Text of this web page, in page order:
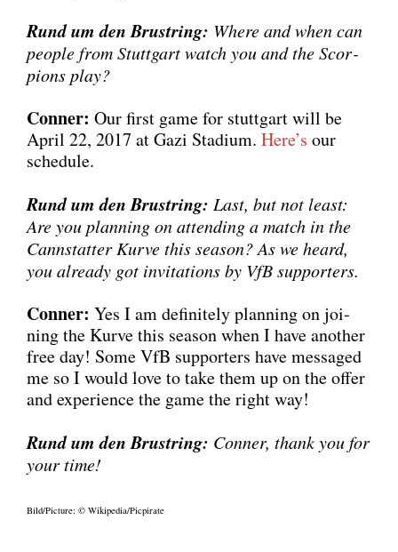
Rund um den Brust­ring: Whe­re and when can
peo­p­le from Stutt­gart watch you and the Scor­
pi­ons play?
Con­ner: Our first game for stutt­gart will be
April 22, 2017 at Gazi Sta­di­um. Here’s our
sche­du­le.
Rund um den Brust­ring: Last, but not least:
Are you plan­ning on atten­ding a match in the
Cannstat­ter Kur­ve this sea­son? As we heard,
you alre­a­dy got invi­ta­ti­ons by VfB sup­port­ers.
Con­ner: Yes I am defi­ni­te­ly plan­ning on joi­
ning the Kur­ve this sea­son when I have ano­ther
free day! Some VfB sup­port­ers have mes­sa­ged
me so I would love to take them up on the offer
and expe­ri­ence the game the right way!
Rund um den Brust­ring: Con­ner, thank you for
your time!
Bild/Picture: © Wikipedia/Picpirate